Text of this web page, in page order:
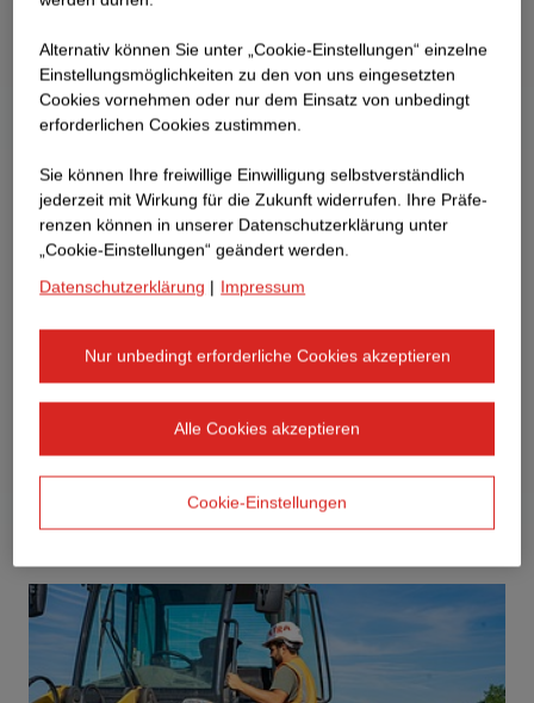
Alternativ können Sie unter „Cookie-Einstellungen“ einzelne
Einstellungsmöglichkeiten zu den von uns eingesetzten
Cookies vornehmen oder nur dem Einsatz von unbedingt
erforderlichen Cookies zustimmen.
Sie können Ihre freiwillige Einwilligung selbstverständlich
jederzeit mit Wirkung für die Zukunft widerrufen. Ihre Prä­fe­
renzen können in unserer Datenschutzerklärung unter
„Cookie-Einstellungen“ geändert werden.
Datenschutzerklärung | Impressum
Nur unbedingt erforderliche Cookies akzeptieren
Alle Cookies akzeptieren
Cookie-Einstellungen